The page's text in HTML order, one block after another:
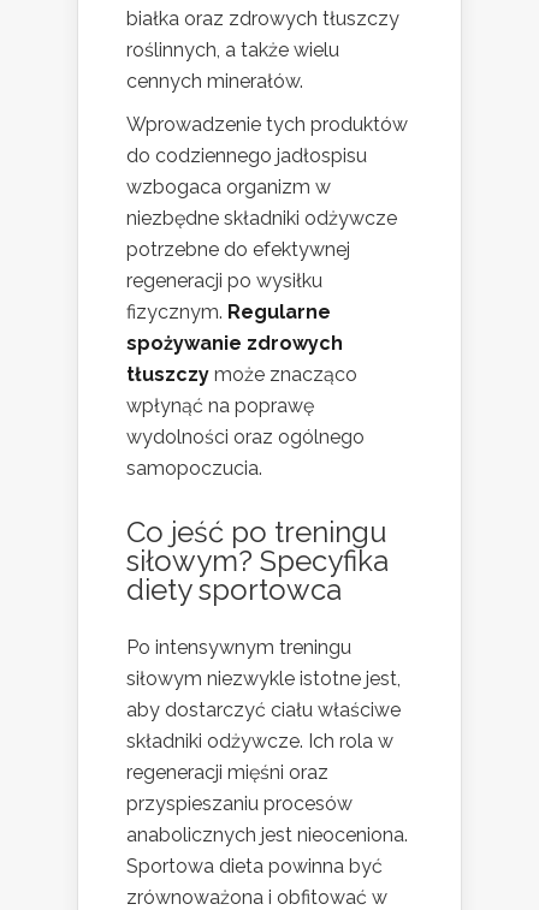
białka oraz zdrowych tłuszczy
roślinnych, a także wielu
cennych minerałów.
Wprowadzenie tych produktów
do codziennego jadłospisu
wzbogaca organizm w
niezbędne składniki odżywcze
potrzebne do efektywnej
regeneracji po wysiłku
fizycznym. Regularne
spożywanie zdrowych
tłuszczy może znacząco
wpłynąć na poprawę
wydolności oraz ogólnego
samopoczucia.
Co jeść po treningu
siłowym? Specyfika
diety sportowca
Po intensywnym treningu
siłowym niezwykle istotne jest,
aby dostarczyć ciału właściwe
składniki odżywcze. Ich rola w
regeneracji mięśni oraz
przyspieszaniu procesów
anabolicznych jest nieoceniona.
Sportowa dieta powinna być
zrównoważona i obfitować w